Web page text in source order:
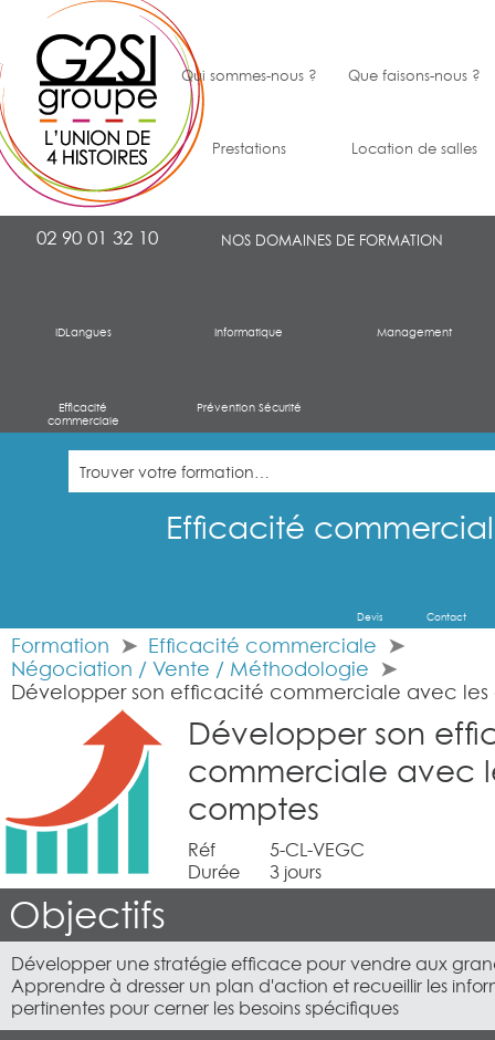
Qui sommes-nous ? Que faisons-nous ?
Prestations Location de salles
02 90 01 32 10 NOS DOMAINES DE FORMATION
IDLangues Informatique Management
Efficacité
commerciale
Prévention Sécurité
Efficacité
Devis Contact
Formation
Efficacité commerciale
Négociation / Vente / Méthodologie
Développer son efficacité commerciale avec les
Développer son
commerciale avec
comptes
Réf
5-CL-VEGC
Durée
3 jours
Objectifs
Développer une stratégie efficace pour vendre aux
Apprendre à dresser un plan d'action et recueillir les
pertinentes pour cerner les besoins spécifiques